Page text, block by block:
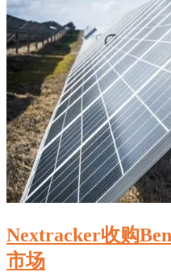
Nextracker收购
市场